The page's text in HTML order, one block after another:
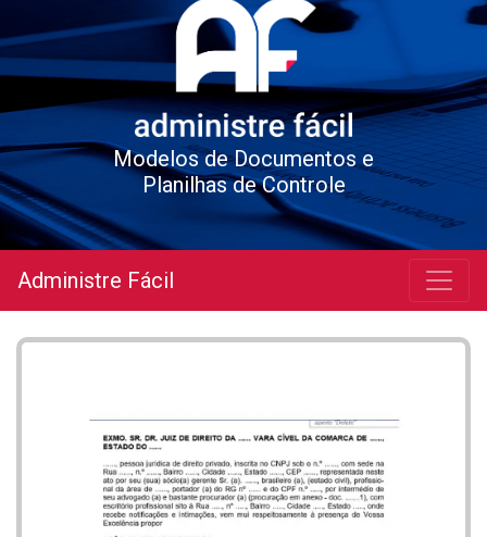
Modelos de Documentos e
Planilhas de Controle
Administre Fácil